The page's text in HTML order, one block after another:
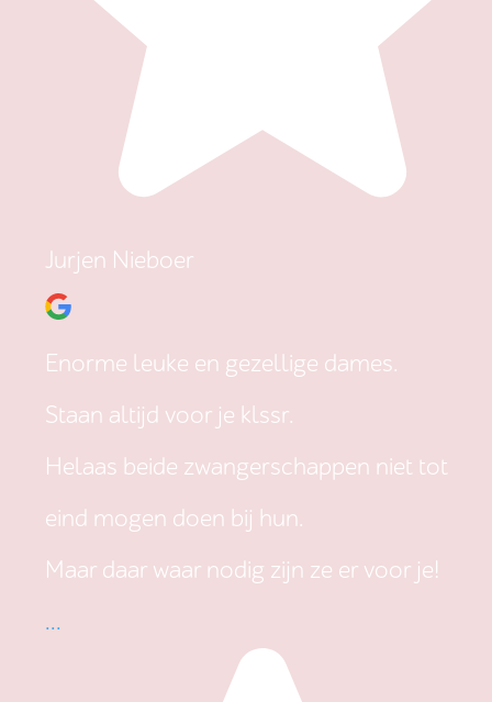
Jurjen Nieboer
Enorme leuke en gezellige dames.
Staan altijd voor je klssr.
Helaas beide zwangerschappen niet tot
eind mogen doen bij hun.
Maar daar waar nodig zijn ze er voor je!
...